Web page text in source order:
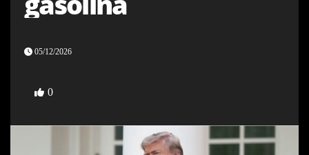
05/12/2026
0